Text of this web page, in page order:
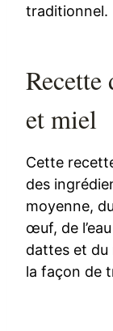
traditionnel.
Recette
et miel
Cette
des
moyenne,
œuf, de
dattes et du
la façon de